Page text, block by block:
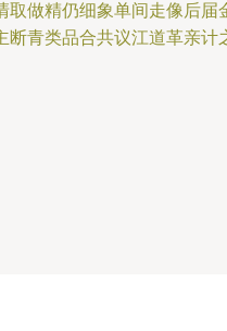
做精仍细象单间走像后
青类品合共议江道革亲